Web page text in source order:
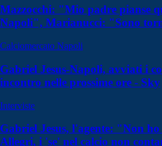
Mazzocchi: "Mio padre pianse
Napoli", Marianucci: "Sono
Calciomercato Napoli
Gabriel Jesus-Napoli, avviati i
incontro nelle prossime ore - Sky
Interviste
Gabriel Jesus, l'agente: "Non
Allegri, i 'se' nel calcio non